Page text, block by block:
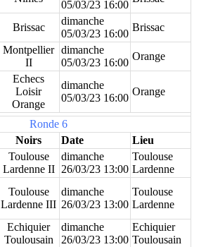
05/03/23 16:00
Brissac
dimanche
05/03/23 16:00
Brissac
Montpellier
II
dimanche
05/03/23 16:00
Orange
Echecs
Loisir
Orange
dimanche
05/03/23 16:00
Orange
Ronde 6
Noirs Date
Lieu
Toulouse
Lardenne II
dimanche
26/03/23 13:00
Toulouse
Lardenne
Toulouse
Lardenne III
dimanche
26/03/23 13:00
Toulouse
Lardenne
Echiquier
Toulousain
dimanche
26/03/23 13:00
Echiquier
Toulousain